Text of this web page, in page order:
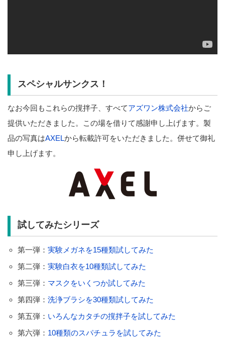
スペシャルサンクス！
なお今回もこれらの撹拌子、すべてアズワン株式会社からご
提供いただきました。この場を借りて感謝申し上げます。製
品の写真はAXELから転載許可をいただきました。併せて御礼
申し上げます。
試してみたシリーズ
第一弾： 実験メガネを15種類試してみた
第二弾： 実験白衣を10種類試してみた
第三弾： マスクをいくつか試してみた
第四弾： 洗浄ブラシを30種類試してみた
第五弾： いろんなカタチの撹拌子を試してみた
第六弾： 10種類のスパチュラを試してみた